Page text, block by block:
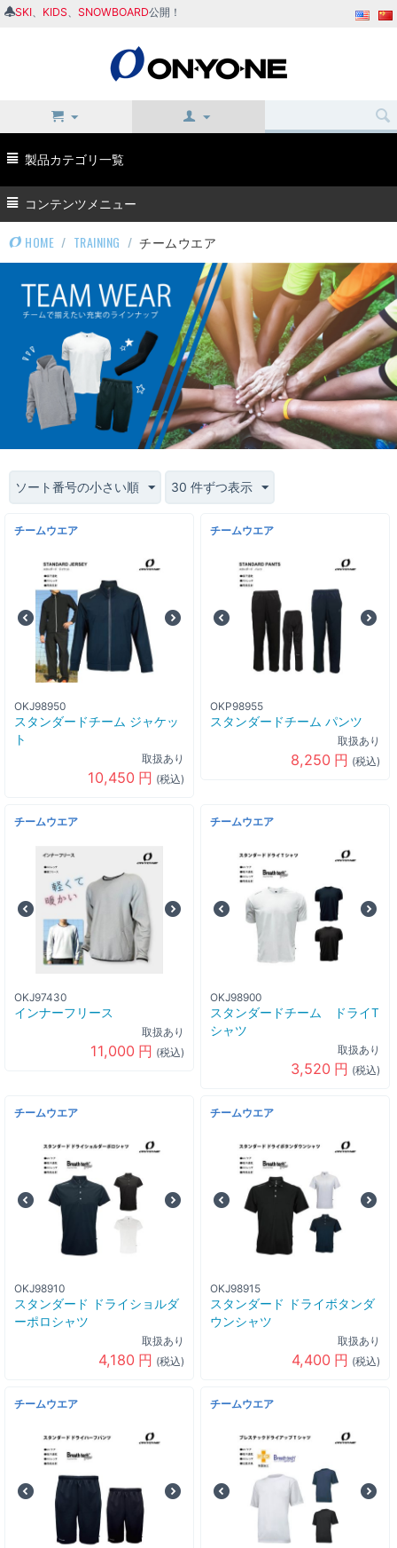
SKI KIDS SNOWBOARD公開！
製品カテゴリ一覧
コンテンツメニュー
HOME / TRAINING / チームウエア
ソート番号の小さい順 30 件ずつ表示
チームウエア
OKJ98950
スタンダードチーム ジャケッ
ト
取扱あり
10,450 円 (税込)
チームウエア
OKP98955
スタンダードチーム パンツ
取扱あり
8,250 円 (税込)
チームウエア
OKJ97430
インナーフリース
取扱あり
11,000 円 (税込)
チームウエア
OKJ98900
スタンダードチーム ドライT
シャツ
取扱あり
3,520 円 (税込)
チームウエア
OKJ98910
スタンダード ドライショルダ
ーポロシャツ
取扱あり
4,180 円 (税込)
チームウエア
OKJ98915
スタンダード ドライボタンダ
ウンシャツ
取扱あり
4,400 円 (税込)
チームウエア チームウエア